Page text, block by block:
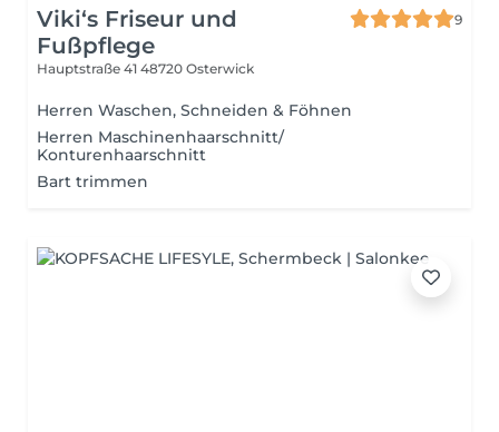
Viki‘s Friseur und
Fußpflege
9
Hauptstraße 41 48720 Osterwick
Herren Waschen, Schneiden & Föhnen
Herren Maschinenhaarschnitt/
Konturenhaarschnitt
Bart trimmen